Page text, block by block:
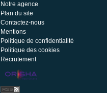
Notre agence
Plan du site
Contactez-nous
Mentions
Politique de confidentialité
Politique des cookies
Recrutement